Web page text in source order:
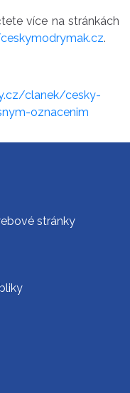
více na stránkách
.
clanek/cesky-
oznacenim
stránky